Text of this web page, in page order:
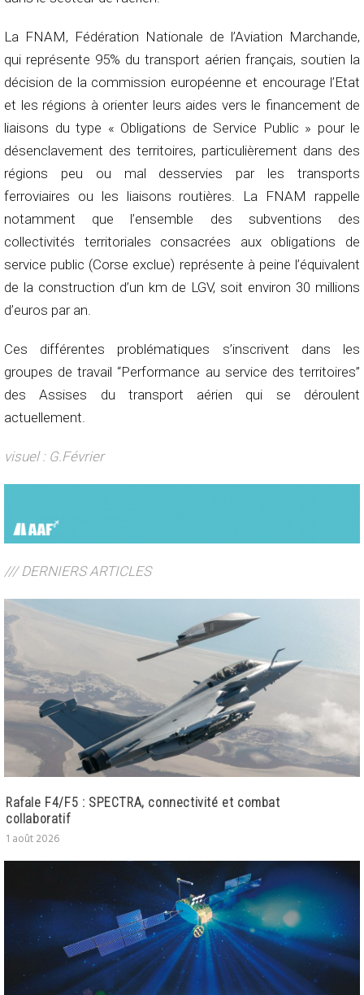
La FNAM, Fédération Nationale de l’Aviation Marchande,
qui représente 95% du transport aérien français, soutien la
décision de la commission européenne et encourage l’Etat
et les régions à orienter leurs aides vers le financement de
liaisons du type « Obligations de Service Public » pour le
désenclavement des territoires, particulièrement dans des
régions peu ou mal desservies par les transports
ferroviaires ou les liaisons routières. La FNAM rappelle
notamment que l’ensemble des subventions des
collectivités territoriales consacrées aux obligations de
service public (Corse exclue) représente à peine l’équivalent
de la construction d’un km de LGV, soit environ 30 millions
d’euros par an.
Ces différentes problématiques s’inscrivent dans les
groupes de travail “Performance au service des territoires”
des Assises du transport aérien qui se déroulent
actuellement.
visuel : G.Février
/// DERNIERS ARTICLES
Rafale F4/F5 : SPECTRA, connectivité et combat
collaboratif
1 août 2026